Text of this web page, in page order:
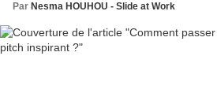
Par Nesma HOUHOU - Slide at Work